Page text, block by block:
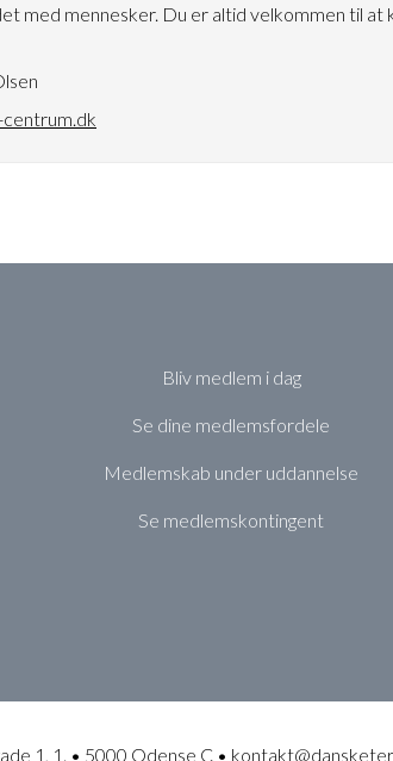
med mennesker. Du er altid velkommen til at
Bliv medlem i dag
Se dine medlemsfordele
Medlemskab under uddannelse
Se medlemskontingent
1, 1. • 5000 Odense C •